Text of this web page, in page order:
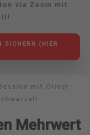
via Zoom mit
SICHERN (HIER
mit Oliver
Mehrwert